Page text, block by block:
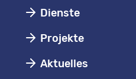
Dienste
Projekte
Aktuelles